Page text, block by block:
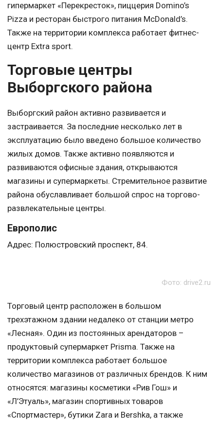
гипермаркет «Перекресток», пиццерия Domino’s
Pizza и ресторан быстрого питания McDonald’s.
Также на территории комплекса работает фитнес-
центр Extra sport.
Торговые центры
Выборгского района
Выборгский район активно развивается и
застраивается. За последние несколько лет в
эксплуатацию было введено большое количество
жилых домов. Также активно появляются и
развиваются офисные здания, открываются
магазины и супермаркеты. Стремительное развитие
района обуславливает большой спрос на торгово-
развлекательные центры.
Европолис
Адрес: Полюстровский проспект, 84.
Фото: drive2.ru
Торговый центр расположен в большом
трехэтажном здании недалеко от станции метро
«Лесная». Один из постоянных арендаторов –
продуктовый супермаркет Prisma. Также на
территории комплекса работает большое
количество магазинов от различных брендов. К ним
относятся: магазины косметики «Рив Гош» и
«Л’Этуаль», магазин спортивных товаров
«Спортмастер», бутики Zara и Bershka, а также